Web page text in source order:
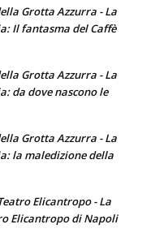
Grotta Azzurra - La
Il fantasma del Caffè
Grotta Azzurra - La
da dove nascono le
Grotta Azzurra - La
la maledizione della
Elicantropo - La
Elicantropo di Napoli